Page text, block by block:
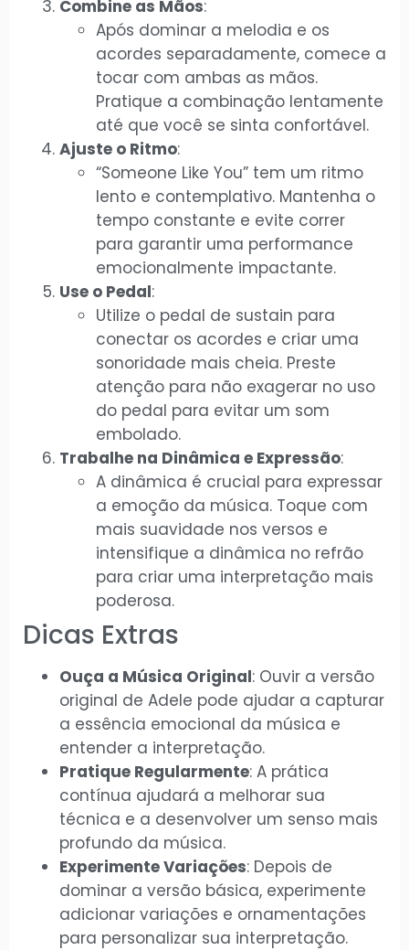
Combine as Mãos:
Após dominar a melodia e os
acordes separadamente, comece a
tocar com ambas as mãos.
Pratique a combinação lentamente
até que você se sinta confortável.
Ajuste o Ritmo:
“Someone Like You” tem um ritmo
lento e contemplativo. Mantenha o
tempo constante e evite correr
para garantir uma performance
emocionalmente impactante.
Use o Pedal:
Utilize o pedal de sustain para
conectar os acordes e criar uma
sonoridade mais cheia. Preste
atenção para não exagerar no uso
do pedal para evitar um som
embolado.
Trabalhe na Dinâmica e Expressão:
A dinâmica é crucial para expressar
a emoção da música. Toque com
mais suavidade nos versos e
intensifique a dinâmica no refrão
para criar uma interpretação mais
poderosa.
Dicas Extras
Ouça a Música Original: Ouvir a versão
original de Adele pode ajudar a capturar
a essência emocional da música e
entender a interpretação.
Pratique Regularmente: A prática
contínua ajudará a melhorar sua
técnica e a desenvolver um senso mais
profundo da música.
Experimente Variações: Depois de
dominar a versão básica, experimente
adicionar variações e ornamentações
para personalizar sua interpretação.